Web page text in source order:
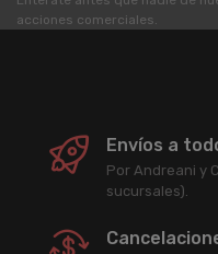
acciones comerciales.
Envíos a
Por Andreani y
sucursales).